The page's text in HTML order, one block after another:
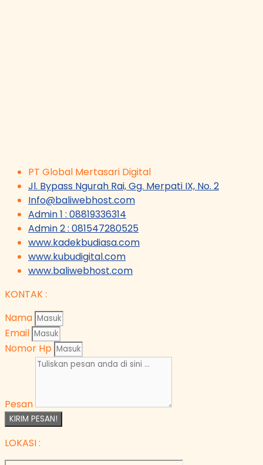
PT Global Mertasari Digital
Jl. Bypass Ngurah Rai, Gg. Merpati IX, No. 2
Info@baliwebhost.com
Admin 1 : 08819336314
Admin 2 : 081547280525
www.kadekbudiasa.com
www.kubudigital.com
www.baliwebhost.com
KONTAK :
Nama
Email
Nomor Hp
Pesan
KIRIM PESAN!
LOKASI :